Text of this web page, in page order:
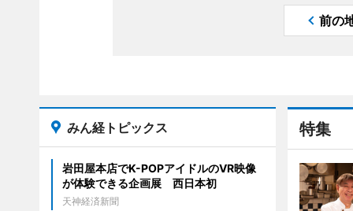
前の
特集
みん経トピックス
岩田屋本店でK-POPアイドルのVR映像
が体験できる企画展 西日本初
天神経済新聞